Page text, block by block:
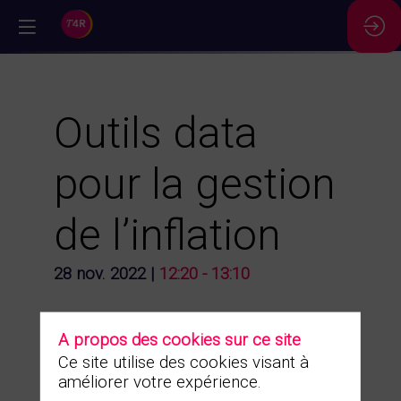
Outils data
pour la gestion
de l’inflation
28 nov. 2022| 12:20 - 13:10
A propos des cookies sur ce site
Ce site utilise des cookies visant à
améliorer votre expérience.